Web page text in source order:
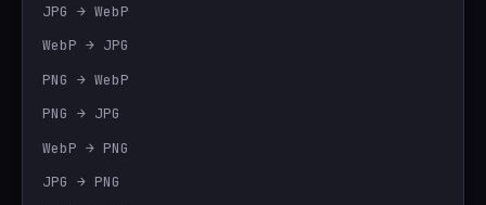
JPG → WebP
WebP → JPG
PNG → WebP
PNG → JPG
WebP → PNG
JPG → PNG